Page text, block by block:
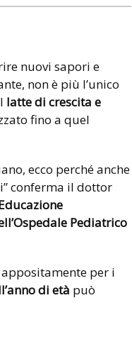
nuovi sapori e
non è più l’unico
latte di crescita e
fino a quel
ecco perché anche
conferma il dottor
Pediatrico
per i
di età può